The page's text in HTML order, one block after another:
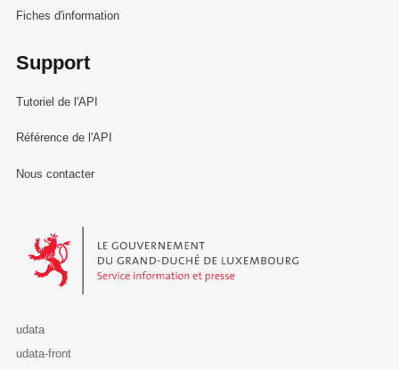
Fiches d'information
Support
Tutoriel de l'API
Référence de l'API
Nous contacter
Le Gouvernement du Grand-Duché de Luxembourg - Service
udata
udata-front